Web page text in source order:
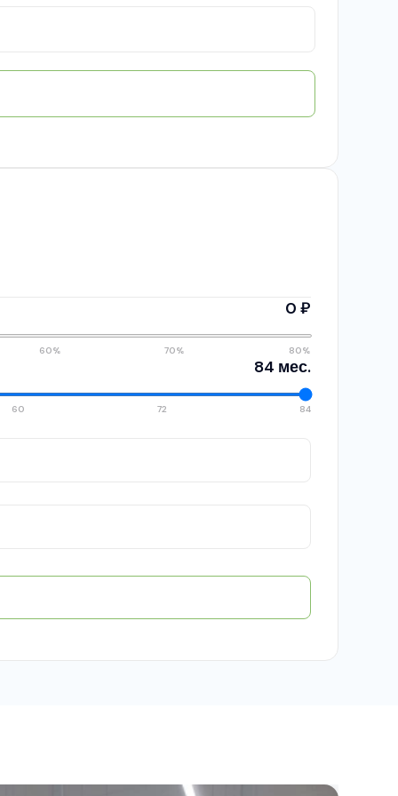
0 ₽
60% 70% 80%
84 мес.
60 72 84